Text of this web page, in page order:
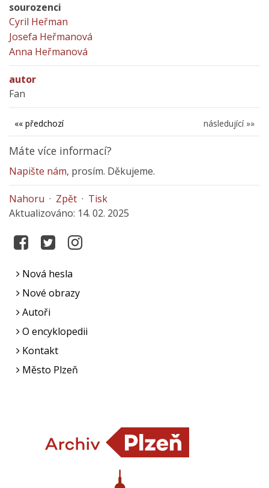
sourozenci
Cyril Heřman
Josefa Heřmanová
Anna Heřmanová
autor
Fan
následující »»
«« předchozí
Máte více informací?
Napište nám, prosím. Děkujeme.
Nahoru · Zpět · Tisk
Aktualizováno: 14. 02. 2025
Nová hesla
Nové obrazy
Autoři
O encyklopedii
Kontakt
Město Plzeň